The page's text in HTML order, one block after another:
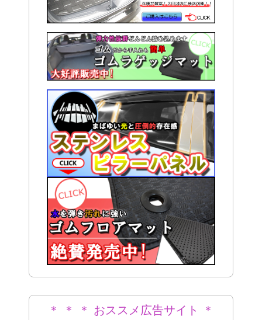
＊ ＊ ＊ おススメ広告サイト ＊